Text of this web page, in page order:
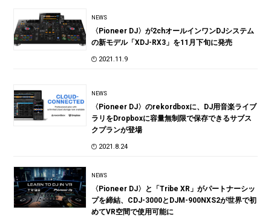
NEWS
〈Pioneer DJ〉が2chオールインワンDJシステム
の新モデル「XDJ-RX3」を11月下旬に発売
2021.11.9
NEWS
〈Pioneer DJ〉のrekordboxに、DJ用音楽ライブ
ラリをDropboxに容量無制限で保存できるサブス
クプランが登場
2021.8.24
NEWS
〈Pioneer DJ〉と「Tribe XR」がパートナーシッ
プを締結、CDJ-3000とDJM-900NXS2が世界で初
めてVR空間で使用可能に